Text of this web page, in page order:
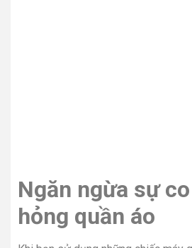
Ngăn ngừa sự
hỏng quần áo